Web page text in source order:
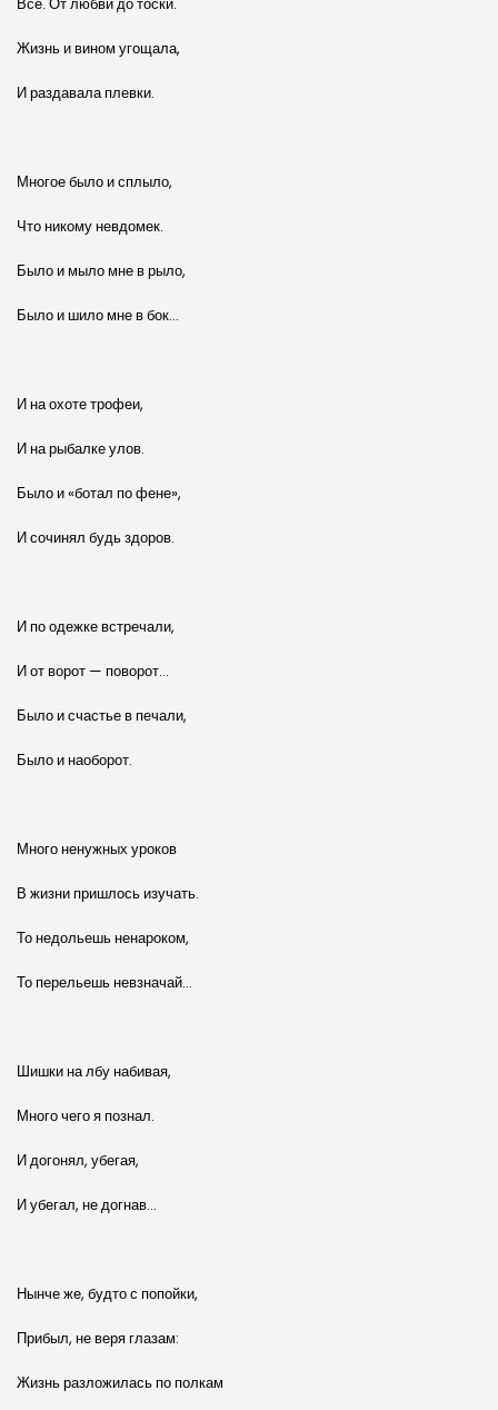
Жизнь и вином угощала,
И раздавала плевки.
Многое было и сплыло,
Что никому невдомек.
Было и мыло мне в рыло,
Было и шило мне в бок…
И на охоте трофеи,
И на рыбалке улов.
Было и «ботал по фене»,
И сочинял будь здоров.
И по одежке встречали,
И от ворот — поворот…
Было и счастье в печали,
Было и наоборот.
Много ненужных уроков
В жизни пришлось изучать.
То недольешь ненароком,
То перельешь невзначай…
Шишки на лбу набивая,
Много чего я познал.
И догонял, убегая,
И убегал, не догнав…
Нынче же, будто с попойки,
Прибыл, не веря глазам:
Жизнь разложилась по полкам